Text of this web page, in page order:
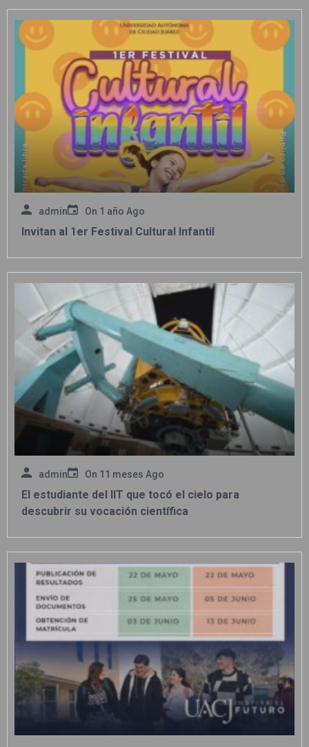
admin On 1 año Ago
Invitan al 1er Festival Cultural Infantil
admin On 11 meses Ago
El estudiante del IIT que tocó el cielo para
descubrir su vocación científica